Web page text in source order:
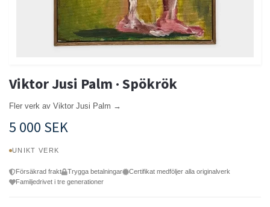
Viktor Jusi Palm · Spökrök
Fler verk av Viktor Jusi Palm →
5 000 SEK
UNIKT VERK
Försäkrad frakt Trygga betalningar
Certifikat medföljer alla originalverk
Familjedrivet i tre generationer